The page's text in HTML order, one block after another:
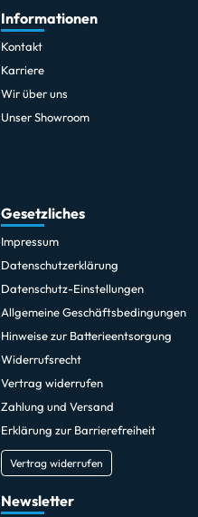
Informationen
Kontakt
Karriere
Wir über uns
Unser Showroom
Gesetzliches
Impressum
Datenschutzerklärung
Datenschutz-Einstellungen
Allgemeine Geschäftsbedingungen
Hinweise zur Batterieentsorgung
Widerrufsrecht
Vertrag widerrufen
Zahlung und Versand
Erklärung zur Barrierefreiheit
Vertrag widerrufen
Newsletter